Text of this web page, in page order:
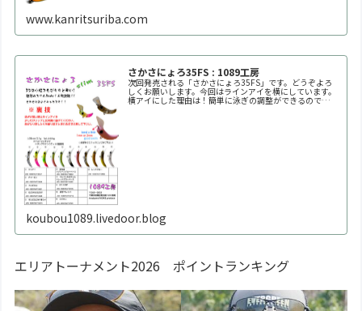
www.kanritsuriba.com
さかさにょろ35FS : 1089工房
次回発売される「さかさにょろ35FS」です。どうぞよろ
しくお願いします。今回はラインアイを横にしています。
横アイにした理由は！簡単に泳ぎの調整ができるので
す！！自分好みの泳ぎ方に調整してください。※何回も曲
koubou1089.livedoor.blog
エリアトーナメント2026 ポイントランキング